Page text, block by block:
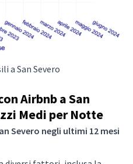
a San Severo
Airbnb a San
Medi per Notte
Severo negli ultimi 12 mesi